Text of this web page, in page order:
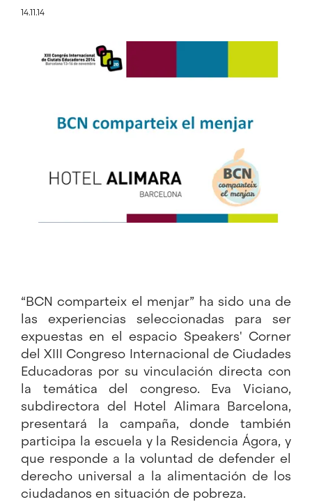
14.11.14
“BCN comparteix el menjar” ha sido una de
las experiencias seleccionadas para ser
expuestas en el espacio Speakers' Corner
delXIII Congreso Internacional de Ciudades
Educadoras por su vinculación directa con
la temática del congreso. Eva Viciano,
subdirectora del Hotel Alimara Barcelona,
presentará la campaña, donde también
participa la escuela y la Residencia Ágora, y
que responde a la voluntad de defender el
derecho universal a la alimentación de los
ciudadanos en situación de pobreza.